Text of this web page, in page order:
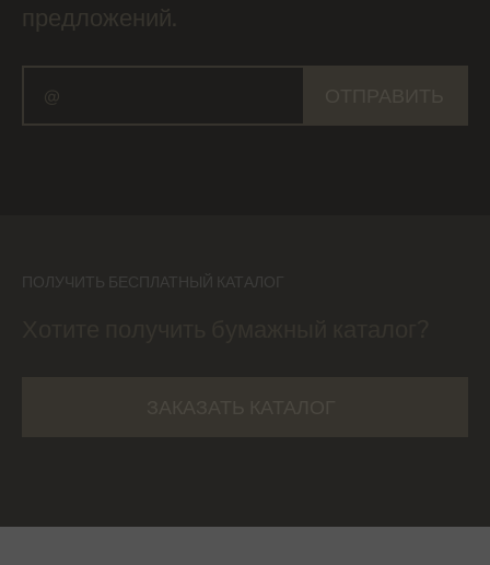
предложений.
ПОЛУЧИТЬ БЕСПЛАТНЫЙ КАТАЛОГ